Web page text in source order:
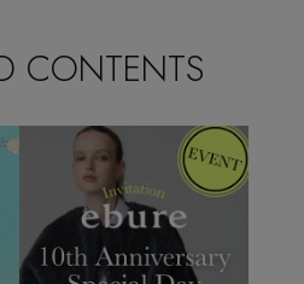
CONTENTS